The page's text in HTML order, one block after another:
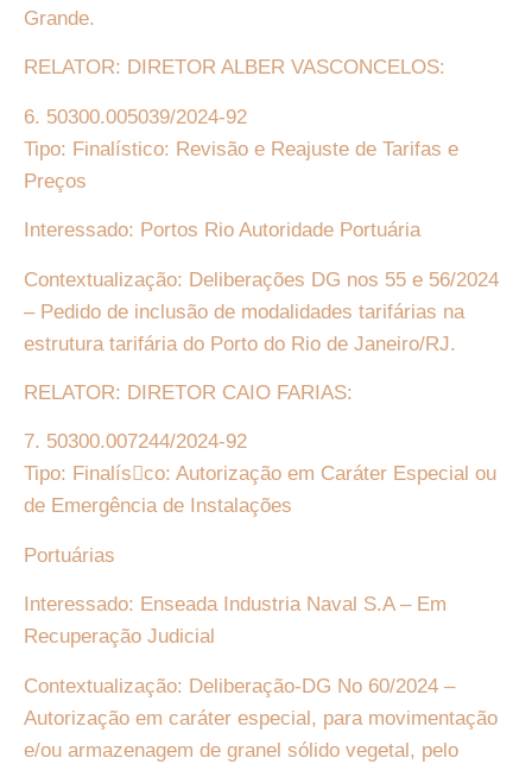
Grande.
RELATOR: DIRETOR ALBER VASCONCELOS:
6. 50300.005039/2024-92
Tipo: Finalístico: Revisão e Reajuste de Tarifas e
Preços
Interessado: Portos Rio Autoridade Portuária
Contextualização: Deliberações DG nos 55 e 56/2024
– Pedido de inclusão de modalidades tarifárias na
estrutura tarifária do Porto do Rio de Janeiro/RJ.
RELATOR: DIRETOR CAIO FARIAS:
7. 50300.007244/2024-92
Tipo: Finalís􏰀co: Autorização em Caráter Especial ou
de Emergência de Instalações
Portuárias
Interessado: Enseada Industria Naval S.A – Em
Recuperação Judicial
Contextualização: Deliberação-DG No 60/2024 –
Autorização em caráter especial, para movimentação
e/ou armazenagem de granel sólido vegetal, pelo